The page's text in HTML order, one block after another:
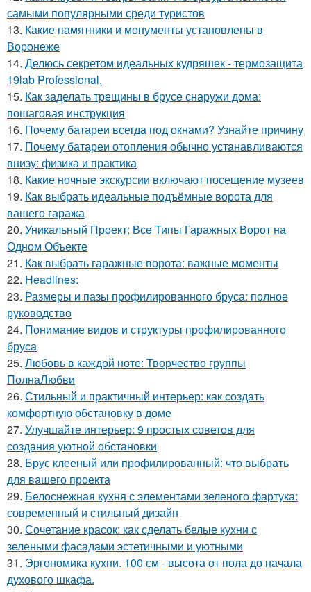
самыми популярными среди туристов
13. Какие памятники и монументы установлены в
Воронеже
14. Делюсь секретом идеальных кудряшек - термозащита
19lab Professional.
15. Как заделать трещины в брусе снаружи дома:
пошаговая инструкция
16. Почему батареи всегда под окнами? Узнайте причину
17. Почему батареи отопления обычно устанавливаются
внизу: физика и практика
18. Какие ночные экскурсии включают посещение музеев
19. Как выбрать идеальные подъёмные ворота для
вашего гаража
20. Уникальный Проект: Все Типы Гаражных Ворот на
Одном Объекте
21. Как выбрать гаражные ворота: важные моменты
22. Headlines:
23. Размеры и пазы профилированного бруса: полное
руководство
24. Понимание видов и структуры профилированного
бруса
25. Любовь в каждой ноте: Творчество группы
ПолнаЛюбви
26. Стильный и практичный интерьер: как создать
комфортную обстановку в доме
27. Улучшайте интерьер: 9 простых советов для
создания уютной обстановки
28. Брус клееный или профилированный: что выбрать
для вашего проекта
29. Белоснежная кухня с элементами зеленого фартука:
современный и стильный дизайн
30. Сочетание красок: как сделать белые кухни с
зелеными фасадами эстетичными и уютными
31. Эргономика кухни. 100 см - высота от пола до начала
духового шкафа.